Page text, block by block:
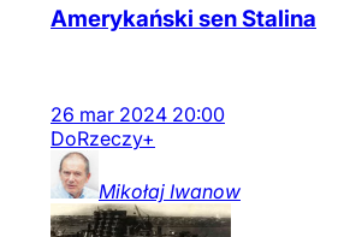
Amerykański sen Stalina
26 mar 2024 20:00
DoRzeczy+
Mikołaj Iwanow